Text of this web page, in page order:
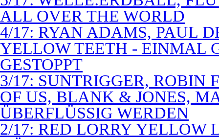
ALL OVER THE WORLD
4/17: RYAN ADAMS, PAUL
YELLOW TEETH - EINMAL
GESTOPPT
3/17: SUNTRIGGER, ROBIN
OF US, BLANK & JONES,
ÜBERFLÜSSIG WERDEN
2/17: RED LORRY YELLOW